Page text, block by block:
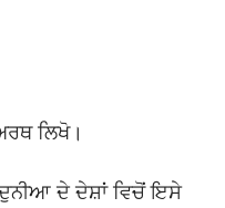
ਲਿਖੋ।
ਦੁਨੀਆ ਦੇ ਦੇਸ਼ਾਂ ਵਿਚੋਂ ਇਸੇ